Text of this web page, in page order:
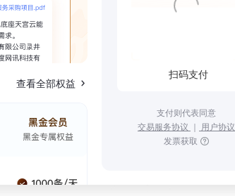
查看全部权益
扫码支付
支付则代表同意
交易服务协议 ｜ 用户协议
发票获取